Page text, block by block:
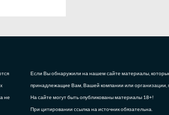
не
Если Вы обнаружили на нашем сайте материалы,
принадлежащие Вам, Вашей компании или организации,
На сайте могут быть опубликованы материалы 18+!
При цитировании ссылка на источник обязательна.